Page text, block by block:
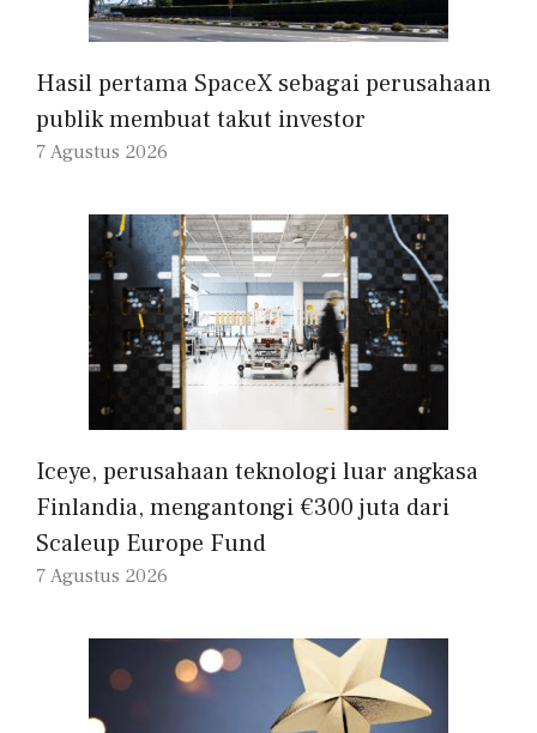
Hasil pertama SpaceX sebagai perusahaan
publik membuat takut investor
7 Agustus 2026
Iceye, perusahaan teknologi luar angkasa
Finlandia, mengantongi €300 juta dari
Scaleup Europe Fund
7 Agustus 2026